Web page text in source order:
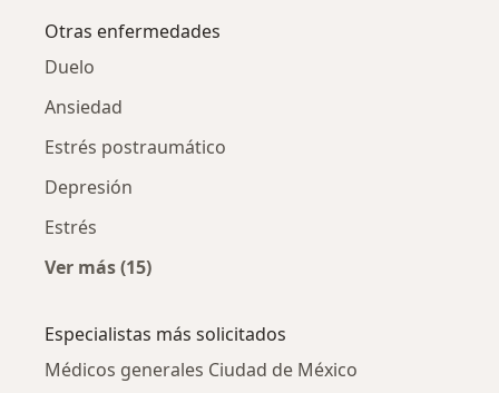
Otras enfermedades
Duelo
Ansiedad
Estrés postraumático
Depresión
Estrés
Ver más (15)
Especialistas más solicitados
Médicos generales Ciudad de México